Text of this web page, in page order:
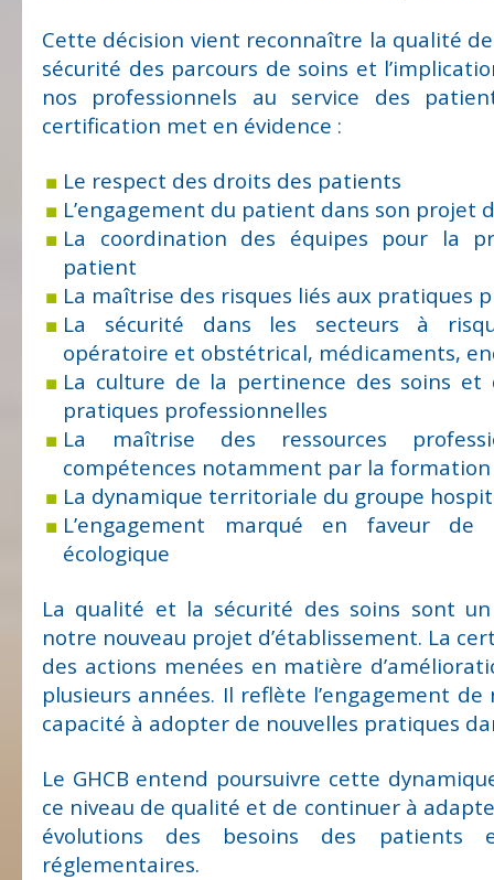
Cette décision vient reconnaître la qualité
sécurité des parcours de soins et
nos professionnels au service des
certification met en évidence :
Le respect des droits des patients
L’engagement du patient dans son projet
La coordination des équipes pour la
patient
La maîtrise des risques liés aux pratiques
La sécurité dans les secteurs à
opératoire et obstétrical, médicaments,
La culture de la pertinence des soins et
pratiques professionnelles
La maîtrise des ressources
compétences notamment par la formation
La dynamique territoriale du groupe
L’engagement marqué en faveur de
écologique
La qualité et la sécurité des soins sont
notre nouveau projet d’établissement. La
des actions menées en matière
plusieurs années. Il reflète l’engagement
capacité à adopter de nouvelles pratiques
Le GHCB entend poursuivre cette
ce niveau de qualité et de continuer à
évolutions des besoins des patients
réglementaires.